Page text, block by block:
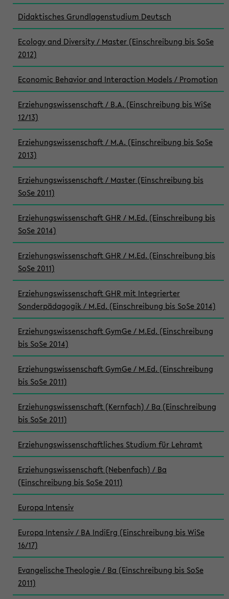
Didaktisches Grundlagenstudium Deutsch
Ecology and Diversity / Master (Einschreibung bis SoSe
2012)
Economic Behavior and Interaction Models / Promotion
Erziehungswissenschaft / B.A. (Einschreibung bis WiSe
12/13)
Erziehungswissenschaft / M.A. (Einschreibung bis SoSe
2013)
Erziehungswissenschaft / Master (Einschreibung bis
SoSe 2011)
Erziehungswissenschaft GHR / M.Ed. (Einschreibung bis
SoSe 2014)
Erziehungswissenschaft GHR / M.Ed. (Einschreibung bis
SoSe 2011)
Erziehungswissenschaft GHR mit Integrierter
Sonderpädagogik / M.Ed. (Einschreibung bis SoSe 2014)
Erziehungswissenschaft GymGe / M.Ed. (Einschreibung
bis SoSe 2014)
Erziehungswissenschaft GymGe / M.Ed. (Einschreibung
bis SoSe 2011)
Erziehungswissenschaft (Kernfach) / Ba (Einschreibung
bis SoSe 2011)
Erziehungswissenschaftliches Studium für Lehramt
Erziehungswissenschaft (Nebenfach) / Ba
(Einschreibung bis SoSe 2011)
Europa Intensiv
Europa Intensiv / BA IndiErg (Einschreibung bis WiSe
16/17)
Evangelische Theologie / Ba (Einschreibung bis SoSe
2011)